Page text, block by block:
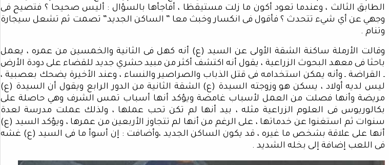
الطابق الثالث ، وعندما تعود أكون ما زلت مستيقظا ، أفاجأها بالسؤال : أليس صحيحا ؟ فتصيح فى
وجهي عن أي شيء تتحدث ؟ فأقول فى انكسار وخبث معا ” الساكن الجديد” تصمت ثم تشعل سيجارة
وتنام .
وقالت الأرملة ساكنة الشقة الأولى عن السيد (ع) أنه كهل فى الثانية والخمسين من عمره ، يعمل
باحثا فى معهد البحوث الزراعية ، يقول أنه اكتشف أكثر من مبيد حشري جديد للقضاء على دودة الأرض
ـ القراضة ـ وأنه يمكن استخدامه فى قتل الذباب والصراصير والنساء ، وعند الأخيرة يضحك بعصبية ،
ليس لديه أولاد ، يسكن هو وزوجته السيدة (ع) الشقة الثانية من الدور الرابع ويقول أن السيدة (ع)
مريضة وأنها فصلت من العمل لأسباب غامضة ويؤكد أنها أسباب تمس الشرف وهي حاصلة على
بكالوريوس فى العلوم الزراعية مثله ، بيد أنها لم تكن تحب عملها ، ولذلك عملت مدرسة لعدة
سنوات ثم استغنوا عن خدماتها ، على الرغم من أنها لم تتجاوز الأربعين من عمرها ، ويؤكد السيد (ع)
أنها على علاقة بشخص ما غيره ، قد يكون الساكن الجديد ،وأضافت : إن أسوأ ما فى السيد (ع) غشه
فى اللعب إضافة إلى بخله الشديد .